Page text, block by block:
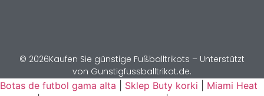
© 2026Kaufen Sie günstige Fußballtrikots – Unterstützt
von Gunstigfussballtrikot.de.
Botas de futbol gama alta
Sklep Buty korki
Miami Heat